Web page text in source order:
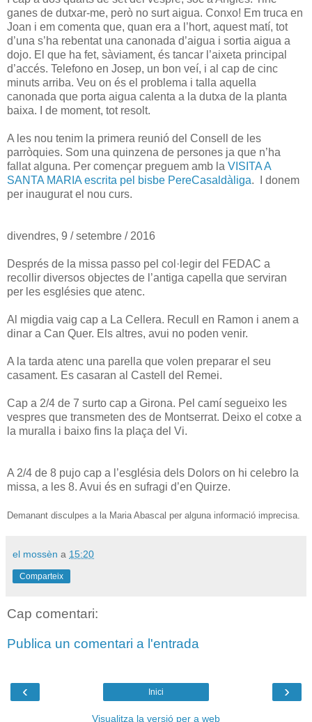
ganes de dutxar-me, però no surt aigua. Conxo! Em truca en
Joan i em comenta que, quan era a l’hort, aquest matí, tot
d’una s’ha rebentat una canonada d’aigua i sortia aigua a
dojo. El que ha fet, sàviament, és tancar l’aixeta principal
d’accés. Telefono en Josep, un bon veí, i al cap de cinc
minuts arriba. Veu on és el problema i talla aquella
canonada que porta aigua calenta a la dutxa de la planta
baixa. I de moment, tot resolt.
A les nou tenim la primera reunió del Consell de les
parròquies. Som una quinzena de persones ja que n’ha
fallat alguna. Per començar preguem amb la VISITA A
SANTA MARIA escrita pel bisbe PereCasaldàliga. I donem
per inaugurat el nou curs.
divendres, 9 / setembre / 2016
Després de la missa passo pel col·legir del FEDAC a
recollir diversos objectes de l’antiga capella que serviran
per les esglésies que atenc.
Al migdia vaig cap a La Cellera. Recull en Ramon i anem a
dinar a Can Quer. Els altres, avui no poden venir.
A la tarda atenc una parella que volen preparar el seu
casament. Es casaran al Castell del Remei.
Cap a 2/4 de 7 surto cap a Girona. Pel camí segueixo les
vespres que transmeten des de Montserrat. Deixo el cotxe a
la muralla i baixo fins la plaça del Vi.
A 2/4 de 8 pujo cap a l’església dels Dolors on hi celebro la
missa, a les 8. Avui és en sufragi d’en Quirze.
Demanant disculpes a la Maria Abascal per alguna informació imprecisa.
el mossèn a 15:20
Comparteix
Cap comentari:
Publica un comentari a l'entrada
‹ ›
Inici
Visualitza la versió per a web